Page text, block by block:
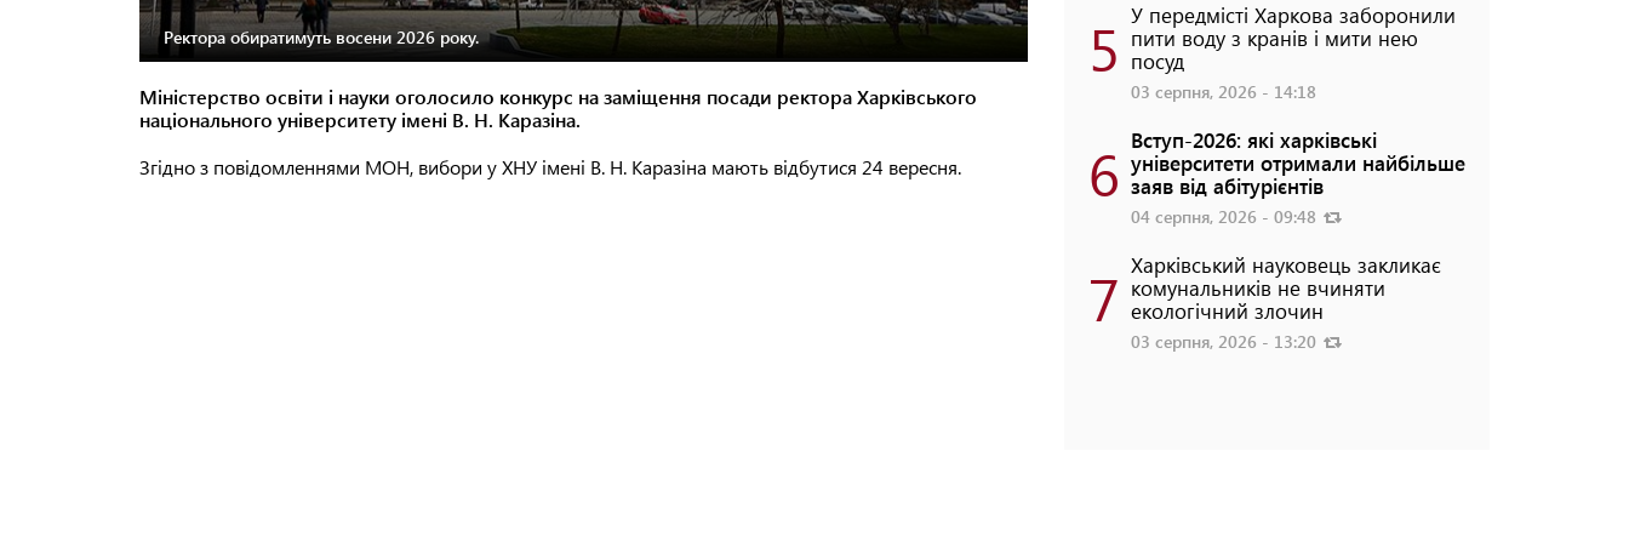
Ректора обиратимуть восени 2026 року.
Міністерство освіти і науки оголосило конкурс на заміщення посади ректора Харківського
національного університету імені В. Н. Каразіна.
Згідно з повідомленнями МОН, вибори у ХНУ імені В. Н. Каразіна мають відбутися 24 вересня.
5 У передмісті Харкова заборонили
пити воду з кранів і мити нею
посуд
03 серпня, 2026 - 14:18
6 Вступ-2026: які харківські
університети отримали найбільше
заяв від абітурієнтів
04 серпня, 2026 - 09:48
7 Харківський науковець закликає
комунальників не вчиняти
екологічний злочин
03 серпня, 2026 - 13:20